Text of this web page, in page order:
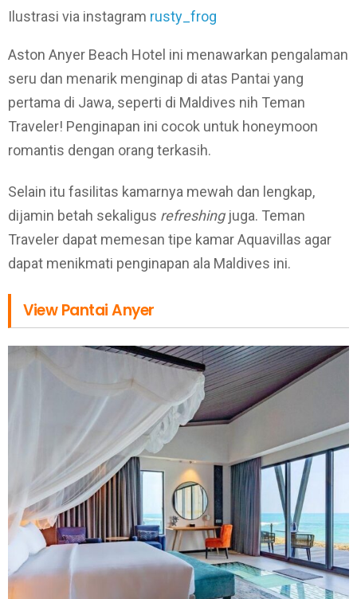
Ilustrasi via instagram rusty_frog
Aston Anyer Beach Hotel ini menawarkan pengalaman
seru dan menarik menginap di atas Pantai yang
pertama di Jawa, seperti di Maldives nih Teman
Traveler! Penginapan ini cocok untuk honeymoon
romantis dengan orang terkasih.
Selain itu fasilitas kamarnya mewah dan lengkap,
dijamin betah sekaligus refreshingjuga. Teman
Traveler dapat memesan tipe kamar Aquavillas agar
dapat menikmati penginapan ala Maldives ini.
View Pantai Anyer